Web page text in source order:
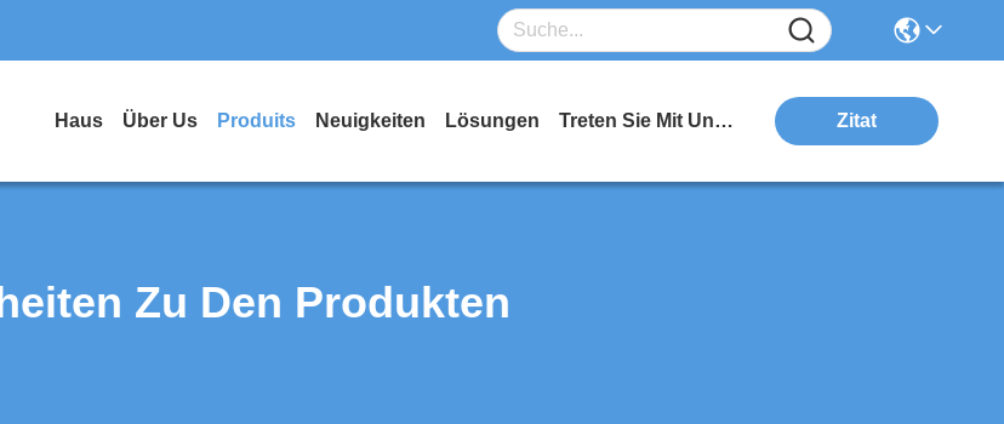
Haus Über Us Produits Neuigkeiten Lösungen Treten Sie Mit Uns In Verbindung Zitat
Zu Den Produkten